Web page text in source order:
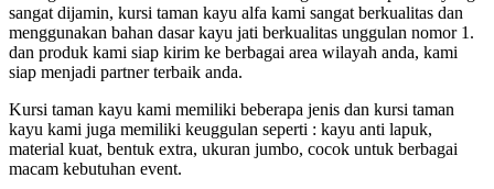
sangat dijamin, kursi taman kayu alfa kami sangat berkualitas dan
menggunakan bahan dasar kayu jati berkualitas unggulan nomor 1.
dan produk kami siap kirim ke berbagai area wilayah anda, kami
siap menjadi partner terbaik anda.
Kursi taman kayu kami memiliki beberapa jenis dan kursi taman
kayu kami juga memiliki keuggulan seperti : kayu anti lapuk,
material kuat, bentuk extra, ukuran jumbo, cocok untuk berbagai
macam kebutuhan event.